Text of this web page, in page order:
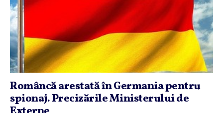
Româncă arestată în Germania pentru
spionaj. Precizările Ministerului de